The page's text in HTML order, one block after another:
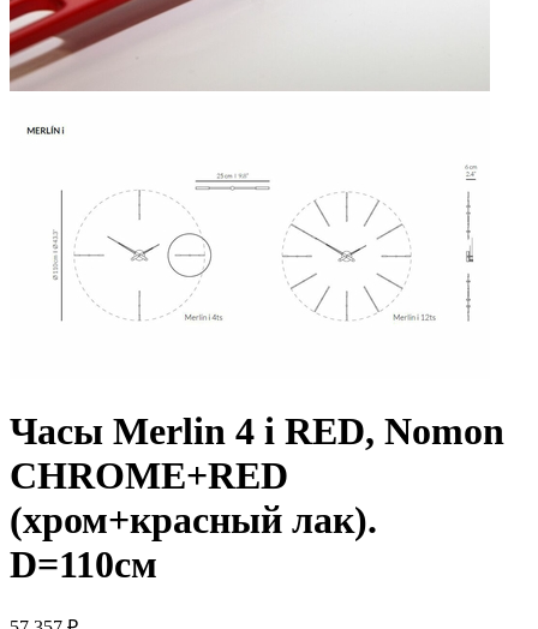
Часы Merlin 4 i RED, Nomon
CHROME+RED
(хром+красный лак).
D=110см